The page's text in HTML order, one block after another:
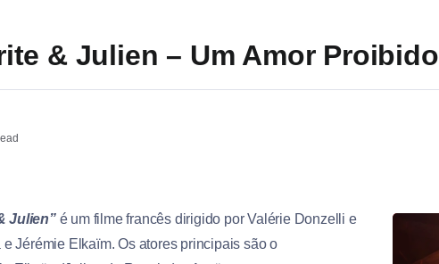
& Julien – Um Amor Proibido
Julien”é um filme francês dirigido por Valérie Donzelli e
e Jérémie Elkaïm. Os atores principais são o